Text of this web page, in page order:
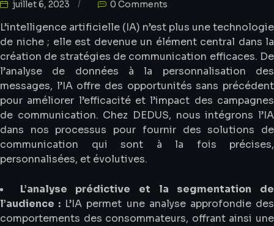
juillet 6, 2023 0 Comments
L’intelligence artificielle (IA) n’est plus une technologie
de niche ; elle est devenue un élément central dans la
création de stratégies de communication efficaces. De
l’analyse de données à la personnalisation des
messages, l’IA offre des opportunités sans précédent
pour améliorer l’efficacité et l’impact des campagnes
de communication. Chez DEDUS, nous intégrons l’IA
dans nos processus pour fournir des solutions de
communication qui sont à la fois précises,
personnalisées, et évolutives.
L’analyse prédictive et la segmentation de
l’audience : L’IA permet une analyse approfondie des
comportements des consommateurs, offrant ainsi une